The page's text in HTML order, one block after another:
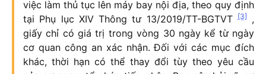
việc làm thủ tục lên máy bay nội địa, theo quy định
tại Phụ lục XIV Thông tư 13/2019/TT-BGTVT[3]
,
giấy chỉ có giá trị trong vòng 30 ngày kể từ ngày
cơ quan công an xác nhận. Đối với các mục đích
khác, thời hạn có thể thay đổi tùy theo yêu cầu